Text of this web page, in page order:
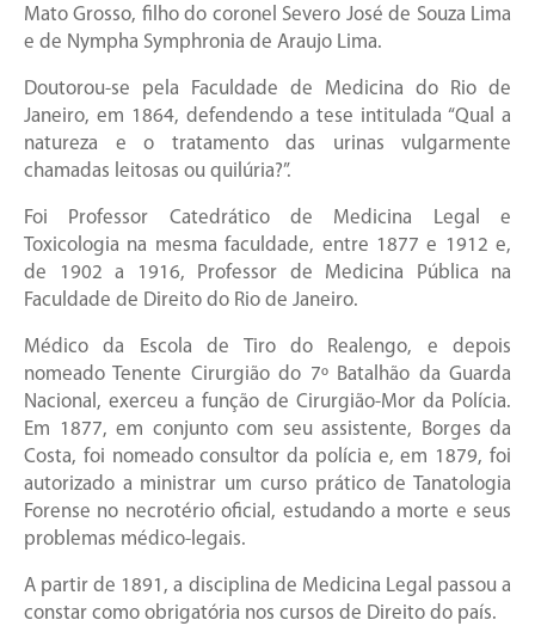
Mato Grosso, filho do coronel Severo José de Souza Lima
e de Nympha Symphronia de Araujo Lima.
Doutorou-se pela Faculdade de Medicina do Rio de
Janeiro, em 1864, defendendo a tese intitulada “Qual a
natureza e o tratamento das urinas vulgarmente
chamadas leitosas ou quilúria?”.
Foi Professor Catedrático de Medicina Legal e
Toxicologia na mesma faculdade, entre 1877 e 1912 e,
de 1902 a 1916, Professor de Medicina Pública na
Faculdade de Direito do Rio de Janeiro.
Médico da Escola de Tiro do Realengo, e depois
nomeado Tenente Cirurgião do 7º Batalhão da Guarda
Nacional, exerceu a função de Cirurgião-Mor da Polícia.
Em 1877, em conjunto com seu assistente, Borges da
Costa, foi nomeado consultor da polícia e, em 1879, foi
autorizado a ministrar um curso prático de Tanatologia
Forense no necrotério oficial, estudando a morte e seus
problemas médico-legais.
A partir de 1891, a disciplina de Medicina Legal passou a
constar como obrigatória nos cursos de Direito do país.